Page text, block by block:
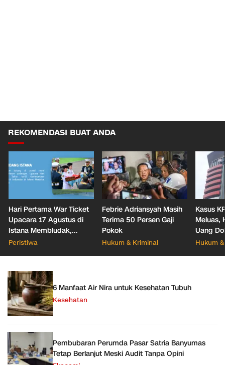
REKOMENDASI BUAT ANDA
Hari Pertama War Ticket
Upacara 17 Agustus di
Istana Membludak,
Pendaftar Tercatat
Peristiwa
Febrie Adriansyah Masih
Terima 50 Persen Gaji
Pokok
Hukum & Kriminal
Kasus
Meluas,
Uang
Hukum
6 Manfaat Air Nira untuk Kesehatan Tubuh
Kesehatan
Pembubaran Perumda Pasar Satria Banyumas
Tetap Berlanjut Meski Audit Tanpa Opini